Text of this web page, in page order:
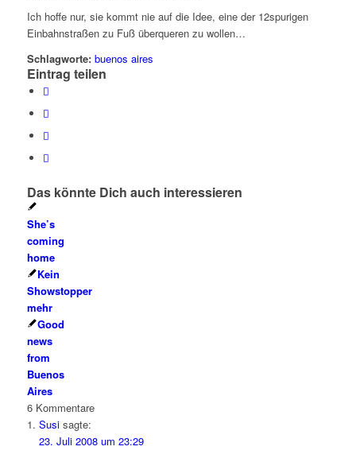
Ich hoffe nur, sie kommt nie auf die Idee, eine der 12spurigen
Einbahnstraßen zu Fuß überqueren zu wollen…
Schlagworte: buenos aires
Eintrag teilen
Das könnte Dich auch interessieren
She’s
coming
home
Kein
Showstopper
mehr
Good
news
from
Buenos
Aires
6 Kommentare
Susi sagte:
23. Juli 2008 um 23:29